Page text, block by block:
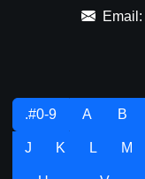
Email:
.#0-9 A B
J K L M